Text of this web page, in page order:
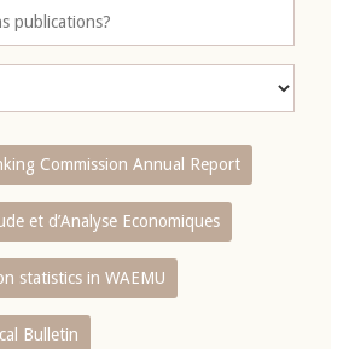
Commission Annual Report
et d’Analyse Economiques
statistics in WAEMU
Bulletin